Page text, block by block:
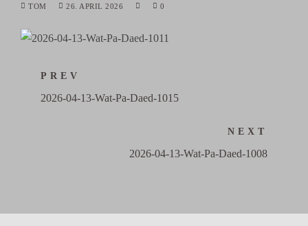
TOM 26. APRIL 2026 0
PREV
2026-04-13-Wat-Pa-Daed-1015
NEXT
2026-04-13-Wat-Pa-Daed-1008